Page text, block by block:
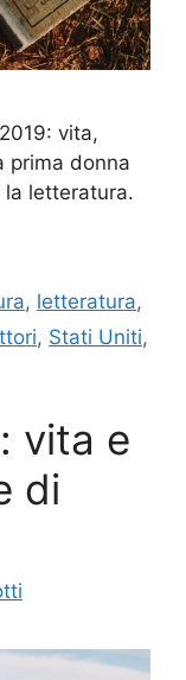
vita,
prima donna
la letteratura.
, letteratura,
, Stati Uniti,
vita e
di